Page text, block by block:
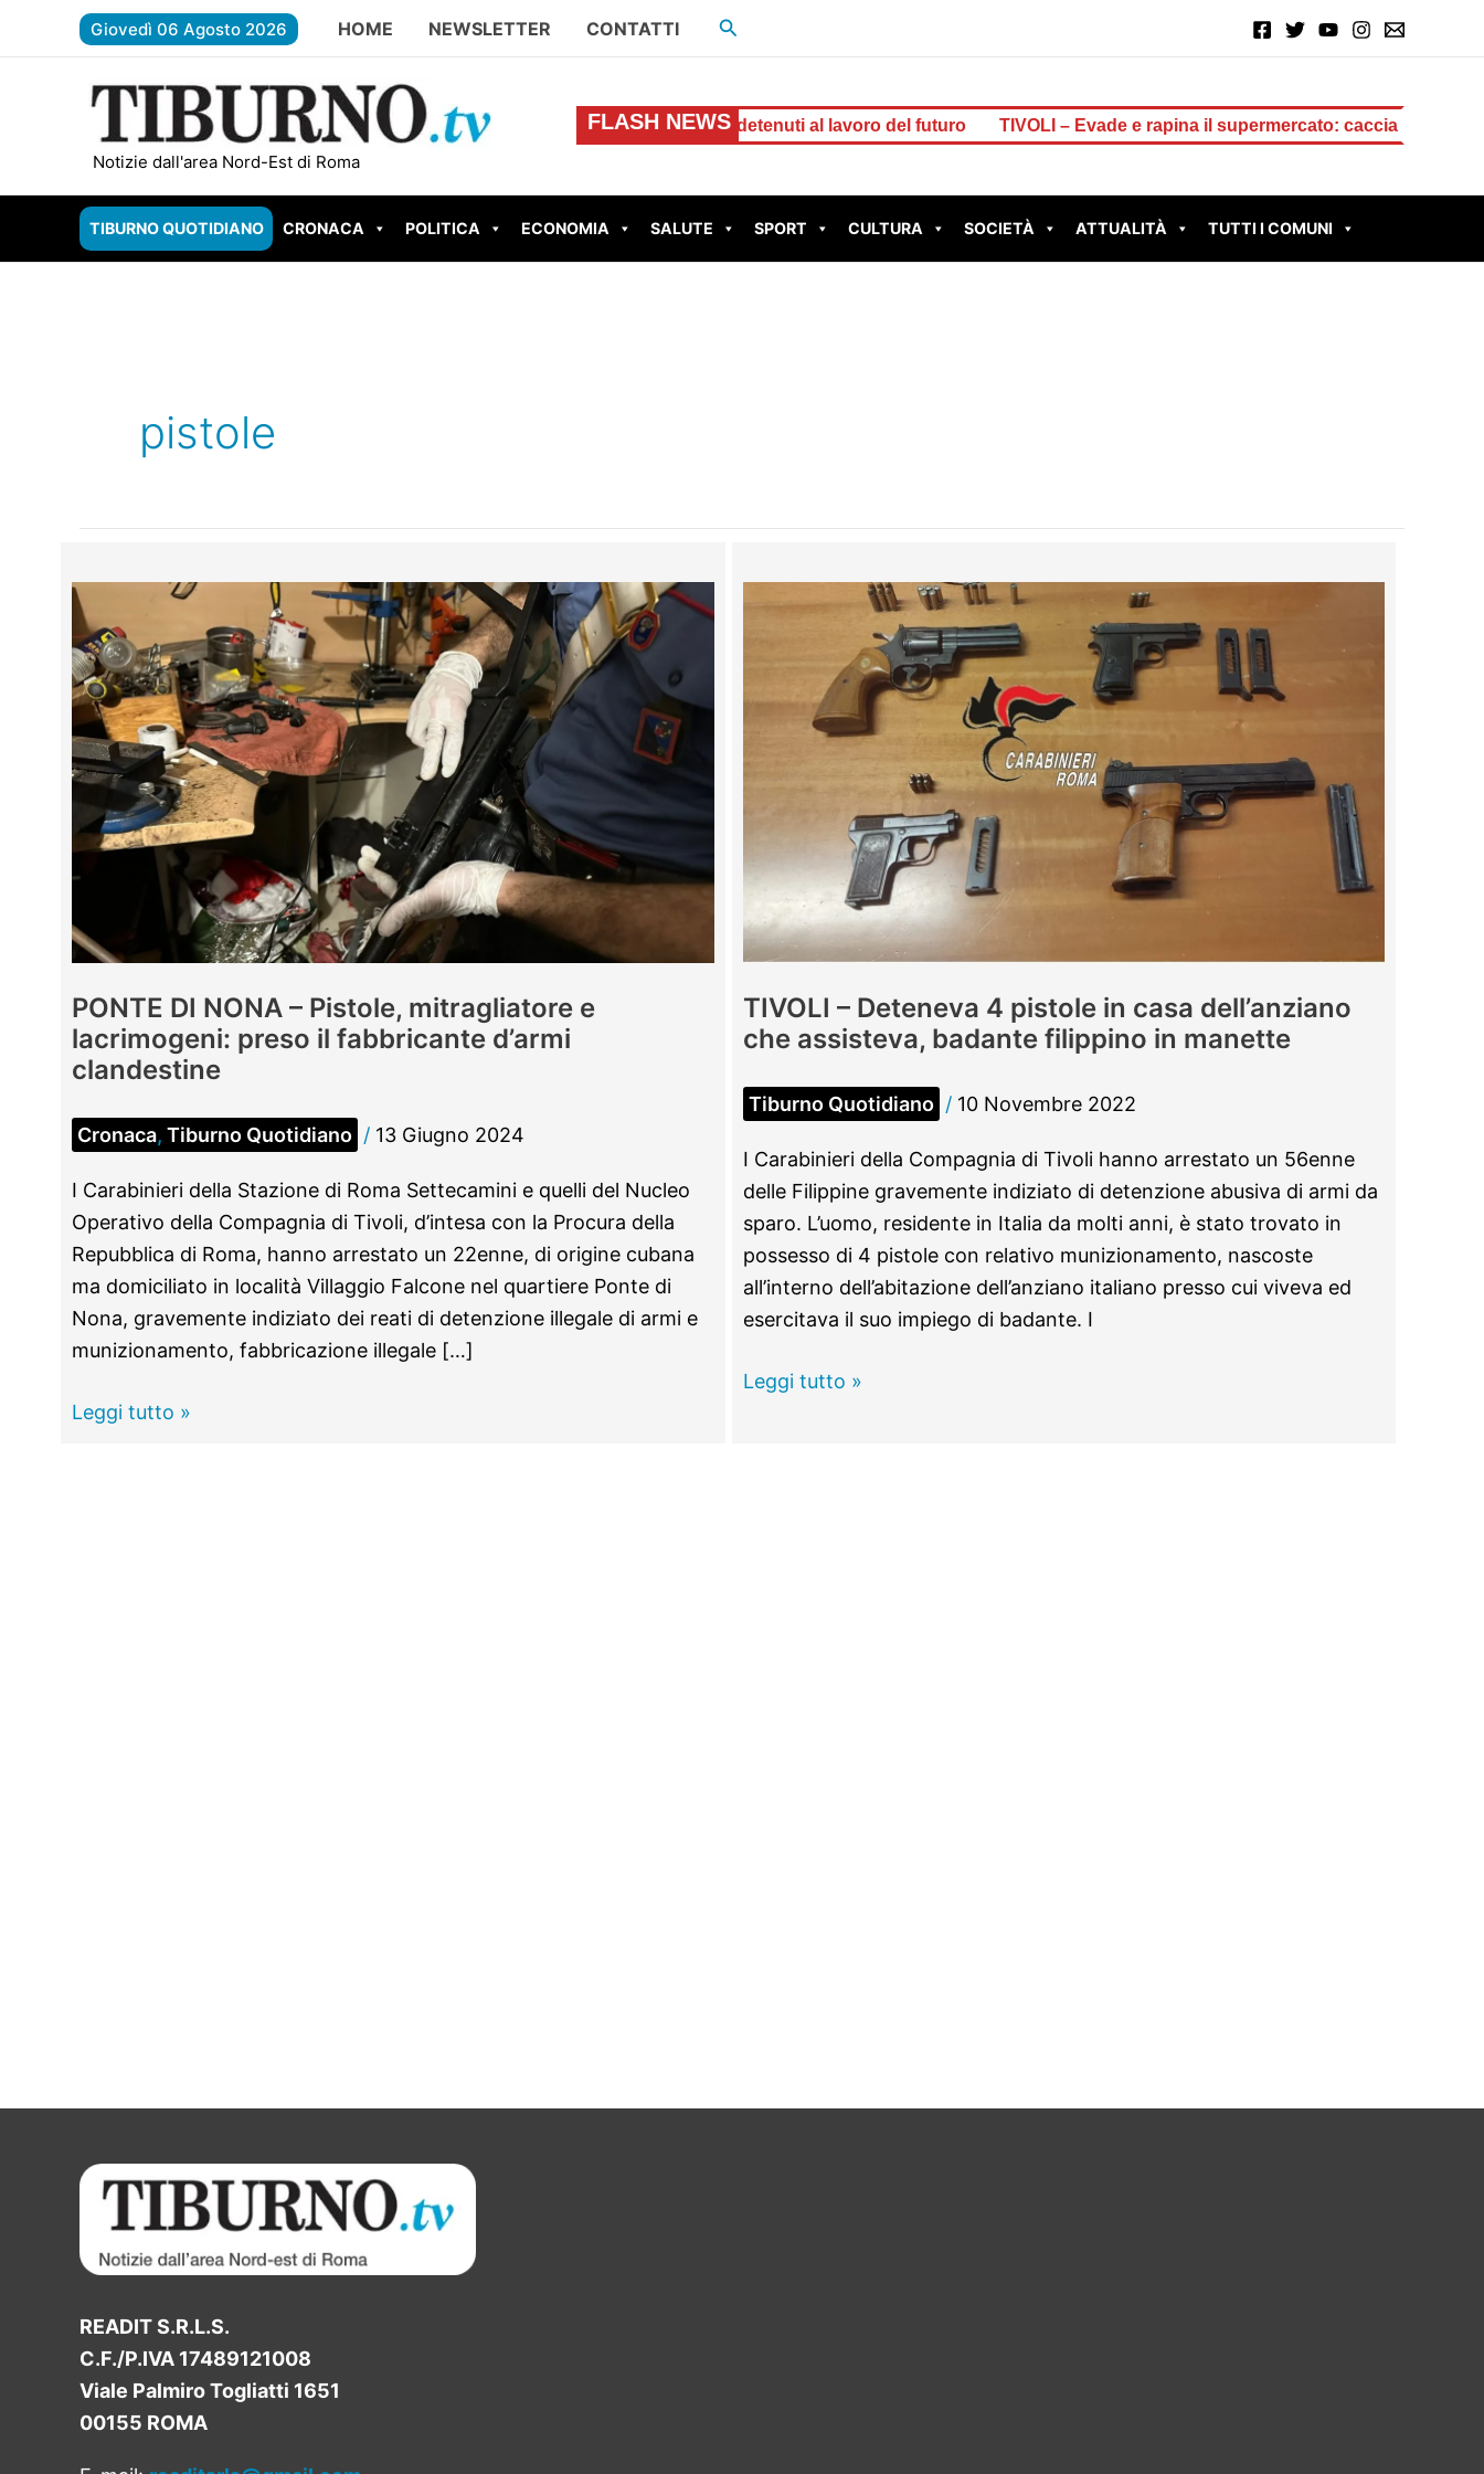
Giovedì 06 Agosto 2026 HOME NEWSLETTER CONTATTI Cerca
Notizie dall'area Nord-Est di Roma
FLASH NEWS
ROMA – Rebibbia, inaugurata l’aula digitale che forma i detenuti al lavoro del futuro TIVOLI – Evade e rapina il supermercato: caccia alla ladra di uova di
TIBURNO QUOTIDIANO CRONACA POLITICA ECONOMIA SALUTE SPORT CULTURA SOCIETÀ ATTUALITÀ TUTTI I COMUNI
pistole
PONTE DI NONA – Pistole, mitragliatore e
lacrimogeni: preso il fabbricante d’armi
clandestine
Cronaca, Tiburno Quotidiano / 13 Giugno 2024
I Carabinieri della Stazione di Roma Settecamini e quelli del Nucleo
Operativo della Compagnia di Tivoli, d’intesa con la Procura della
Repubblica di Roma, hanno arrestato un 22enne, di origine cubana
ma domiciliato in località Villaggio Falcone nel quartiere Ponte di
Nona, gravemente indiziato dei reati di detenzione illegale di armi e
munizionamento, fabbricazione illegale […]
PONTE
Leggi tutto »
TIVOLI – Deteneva 4 pistole in casa dell’anziano
che assisteva, badante filippino in manette
Tiburno Quotidiano / 10 Novembre 2022
I Carabinieri della Compagnia di Tivoli hanno arrestato un 56enne
delle Filippine gravemente indiziato di detenzione abusiva di armi da
sparo. L’uomo, residente in Italia da molti anni, è stato trovato in
possesso di 4 pistole con relativo munizionamento, nascoste
all’interno dell’abitazione dell’anziano italiano presso cui viveva ed
esercitava il suo impiego di badante. I
TIVOLI
Leggi tutto »
READIT S.R.L.S.
C.F./P.IVA 17489121008
Viale Palmiro Togliatti 1651
00155 ROMA